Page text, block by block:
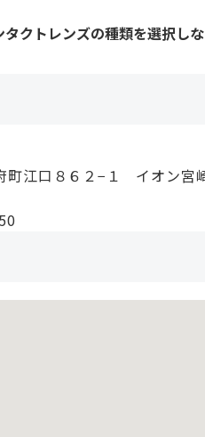
タクトレンズの種類を選択し
町江口８６２−１ イオン宮